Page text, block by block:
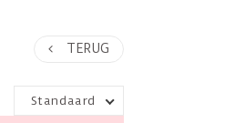
TERUG
Standaard